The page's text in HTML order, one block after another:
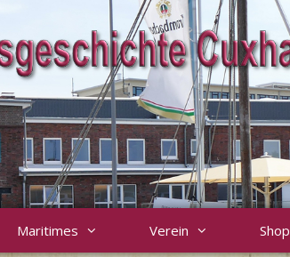
Maritimes Verein Shop